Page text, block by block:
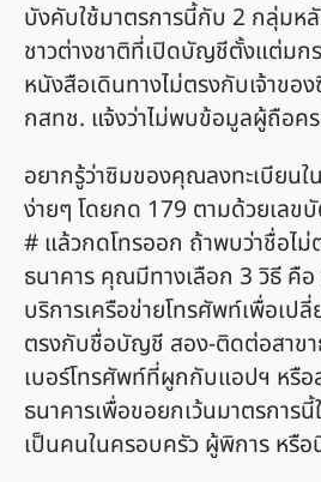
บังคับใช้มาตรการนี้กับ 2 กลุ่ม
ชาวต่างชาติที่เปิดบัญชีตั้งแต่มก
หนังสือเดินทางไม่ตรงกับเจ้าขอ
กสทช. แจ้งว่าไม่พบข้อมูลผู้ถือค
อยากรู้ว่าซิมของคุณลงทะเบียนใ
ง่ายๆ โดยกด 179 ตามด้วยเลข
# แล้วกดโทรออก ถ้าพบว่าชื่อไ
ธนาคาร คุณมีทางเลือก 3 วิธี คื
บริการเครือข่ายโทรศัพท์เพื่อเปลี่
ตรงกับชื่อบัญชี สอง-ติดต่อสาขา
เบอร์โทรศัพท์ที่ผูกกับแอปฯ หรือ
ธนาคารเพื่อขอยกเว้นมาตรการ
เป็นคนในครอบครัว ผู้พิการ หรื